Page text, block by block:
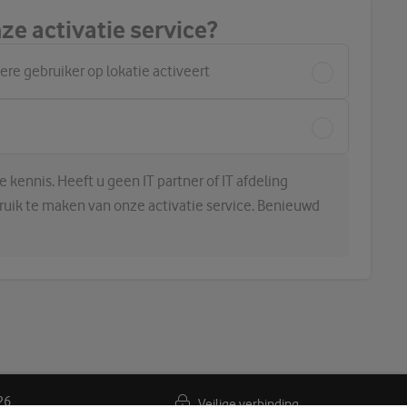
activatie service?
gebruiker op lokatie activeert
Heeft u geen IT partner of IT afdeling
te maken van onze activatie service. Benieuwd